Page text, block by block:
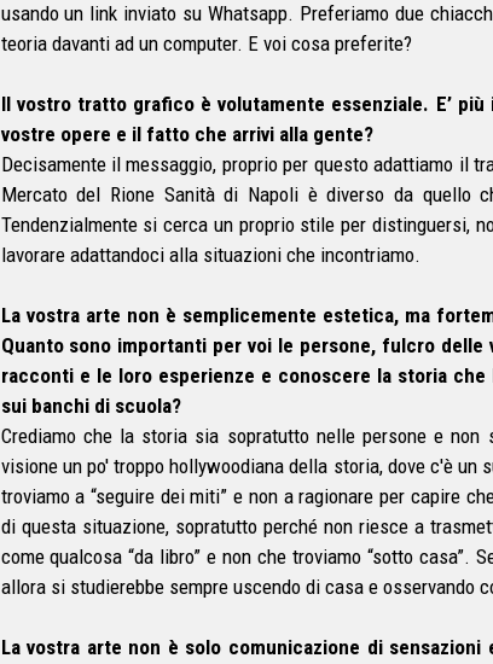
usando un link inviato su Whatsapp. Preferiamo due
teoria davanti ad un computer. E voi cosa preferite?
Il vostro tratto grafico è volutamente essenziale. E’
vostre opere e il fatto che arrivi alla gente?
Decisamente il messaggio, proprio per questo adattiamo il
Mercato del Rione Sanità di Napoli è diverso da quello
Tendenzialmente si cerca un proprio stile per distinguersi,
lavorare adattandoci alla situazioni che incontriamo.
La vostra arte non è semplicemente estetica, ma
Quanto sono importanti per voi le persone, fulcro
racconti e le loro esperienze e conoscere la storia
sui banchi di scuola?
Crediamo che la storia sia sopratutto nelle persone e
visione un po' troppo hollywoodiana della storia, dove c'è
troviamo a “seguire dei miti” e non a ragionare per capire
di questa situazione, sopratutto perché non riesce a
come qualcosa “da libro” e non che troviamo “sotto
allora si studierebbe sempre uscendo di casa e osservando
La vostra arte non è solo comunicazione di